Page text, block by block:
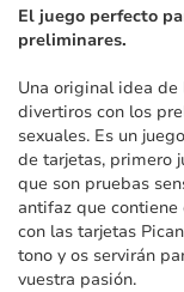
de
imágenes
galería
de
El juego perfecto
preliminares.
Una original idea de
divertiros con los
sexuales. Es un
de tarjetas, primero
que son pruebas
antifaz que contiene
con las tarjetas
tono y os servirán
vuestra pasión.